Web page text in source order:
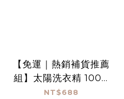
【免運｜熱銷補貨推薦
組】太陽洗衣精 1000
mL＋浴廁清潔450m
NT$688